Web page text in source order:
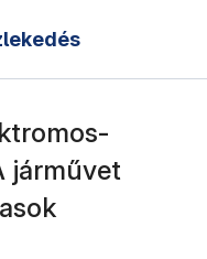
járművet